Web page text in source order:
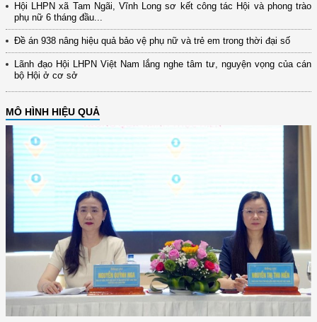
Hội LHPN xã Tam Ngãi, Vĩnh Long sơ kết công tác Hội và phong trào
phụ nữ 6 tháng đầu...
Đề án 938 nâng hiệu quả bảo vệ phụ nữ và trẻ em trong thời đại số
Lãnh đạo Hội LHPN Việt Nam lắng nghe tâm tư, nguyện vọng của cán
bộ Hội ở cơ sở
MÔ HÌNH HIỆU QUẢ